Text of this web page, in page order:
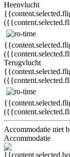
Heenvlucht
Terugvlucht
Accommodatie niet
Accommodatie